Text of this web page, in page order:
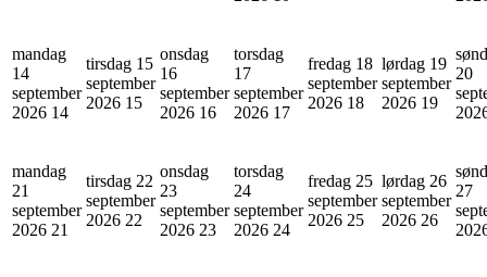
mandag
14
september
2026 14
tirsdag 15
september
2026 15
onsdag
16
september
2026 16
torsdag
17
september
2026 17
fredag 18
september
2026 18
lørdag 19
september
2026 19
20
mandag
21
september
2026 21
tirsdag 22
september
2026 22
onsdag
23
september
2026 23
torsdag
24
september
2026 24
fredag 25
september
2026 25
lørdag 26
september
2026 26
27